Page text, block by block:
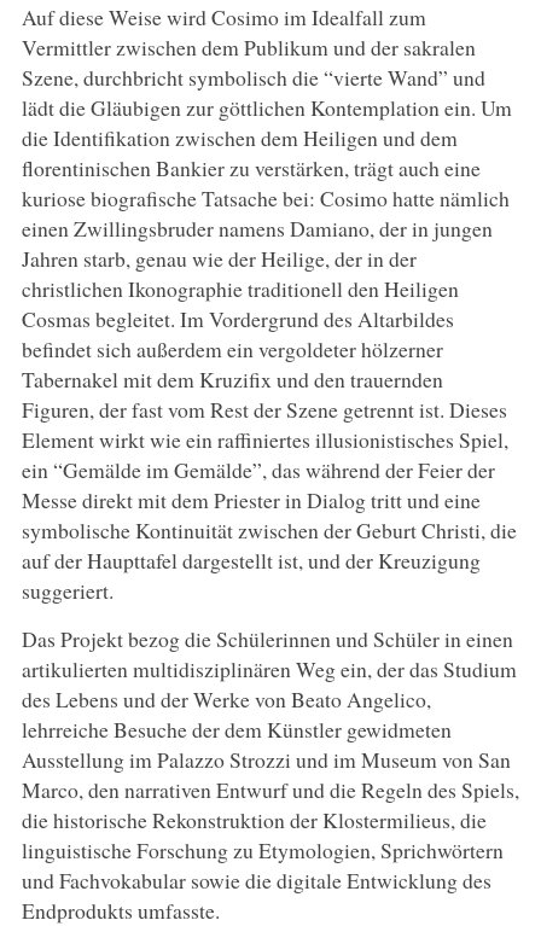
Auf diese Weise wird Cosimo im Idealfall zum
Vermittler zwischen dem Publikum und der sakralen
Szene, durchbricht symbolisch die “vierte Wand” und
lädt die Gläubigen zur göttlichen Kontemplation ein. Um
die Identifikation zwischen dem Heiligen und dem
florentinischen Bankier zu verstärken, trägt auch eine
kuriose biografische Tatsache bei: Cosimo hatte nämlich
einen Zwillingsbruder namens Damiano, der in jungen
Jahren starb, genau wie der Heilige, der in der
christlichen Ikonographie traditionell den Heiligen
Cosmas begleitet. Im Vordergrund des Altarbildes
befindet sich außerdem ein vergoldeter hölzerner
Tabernakel mit dem Kruzifix und den trauernden
Figuren, der fast vom Rest der Szene getrennt ist. Dieses
Element wirkt wie ein raffiniertes illusionistisches Spiel,
ein “Gemälde im Gemälde”, das während der Feier der
Messe direkt mit dem Priester in Dialog tritt und eine
symbolische Kontinuität zwischen der Geburt Christi, die
auf der Haupttafel dargestellt ist, und der Kreuzigung
suggeriert.
Das Projekt bezog die Schülerinnen und Schüler in einen
artikulierten multidisziplinären Weg ein, der das Studium
des Lebens und der Werke von Beato Angelico,
lehrreiche Besuche der dem Künstler gewidmeten
Ausstellung im Palazzo Strozzi und im Museum von San
Marco, den narrativen Entwurf und die Regeln des Spiels,
die historische Rekonstruktion der Klostermilieus, die
linguistische Forschung zu Etymologien, Sprichwörtern
und Fachvokabular sowie die digitale Entwicklung des
Endprodukts umfasste.